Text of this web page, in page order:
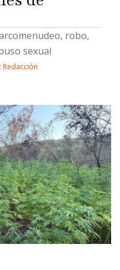
robo,
sexual
Redacción